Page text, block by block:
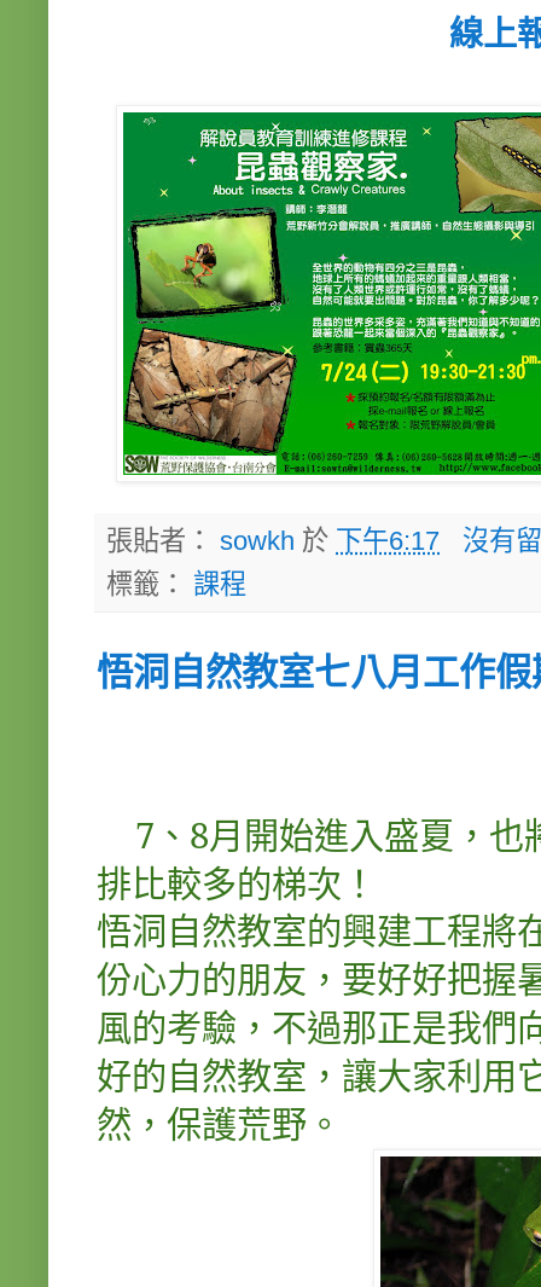
線上
張貼者： sowkh 於 下午6:17
沒有
標籤： 課程
悟洞自然教室七八月工作假
7 、 8月開始進入盛夏，
排比較多的梯次！
悟洞自然教室的興建工程將
份心力的朋友，要好好把握
風的考驗，不過那正是我們
好的自然教室，讓大家利用
然，保護荒野。